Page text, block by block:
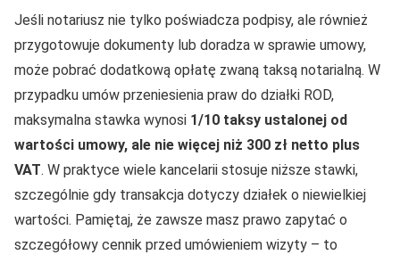
Jeśli notariusz nie tylko poświadcza podpisy, ale również
przygotowuje dokumenty lub doradza w sprawie umowy,
może pobrać dodatkową opłatę zwaną taksą notarialną. W
przypadku umów przeniesienia praw do działki ROD,
maksymalna stawka wynosi 1/10 taksy ustalonej od
wartości umowy, ale nie więcej niż 300 zł netto plus
VAT. W praktyce wiele kancelarii stosuje niższe stawki,
szczególnie gdy transakcja dotyczy działek o niewielkiej
wartości. Pamiętaj, że zawsze masz prawo zapytać o
szczegółowy cennik przed umówieniem wizyty – to